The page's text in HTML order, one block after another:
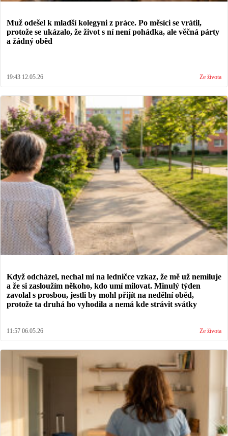
Muž odešel k mladší kolegyni z práce. Po měsíci se vrátil,
protože se ukázalo, že život s ní není pohádka, ale věčná párty
a žádný oběd
19:43 12.05.26 Ze života
Když odcházel, nechal mi na ledničce vzkaz, že mě už nemiluje
a že si zasloužím někoho, kdo umí milovat. Minulý týden
zavolal s prosbou, jestli by mohl přijít na nedělní oběd,
protože ta druhá ho vyhodila a nemá kde strávit svátky
11:57 06.05.26 Ze života